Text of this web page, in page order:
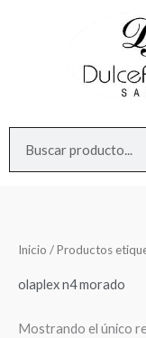
Inicio / Productos
olaplex n4 morado
Mostrando el único